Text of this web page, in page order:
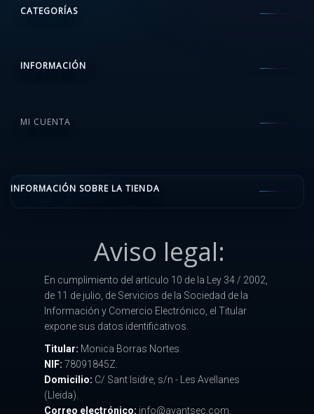
CATEGORÍAS
INFORMACIÓN
MI CUENTA
INFORMACIÓN SOBRE LA TIENDA
Aviso legal:
En cumplimiento del artículo 10 de la Ley 34 / 2002,
de 11 de julio, de Servicios de la Sociedad de la
Información y Comercio Electrónico, el Titular
expone sus datos identificativos.
Titular: Monica Borras Nortes.
NIF: 78091845Z.
Domicilio: C/ Sant Isidre, s/n - Les Avellanes
(Lleida).
Correo electrónico: info@avantsec.com.